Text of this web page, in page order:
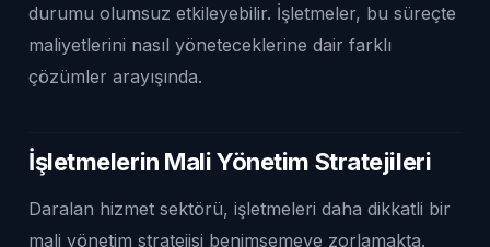
durumu olumsuz etkileyebilir. İşletmeler, bu süreçte
maliyetlerini nasıl yöneteceklerine dair farklı
çözümler arayışında.
İşletmelerin Mali Yönetim Stratejileri
Daralan hizmet sektörü, işletmeleri daha dikkatli bir
mali yönetim stratejisi benimsemeye zorlamakta.